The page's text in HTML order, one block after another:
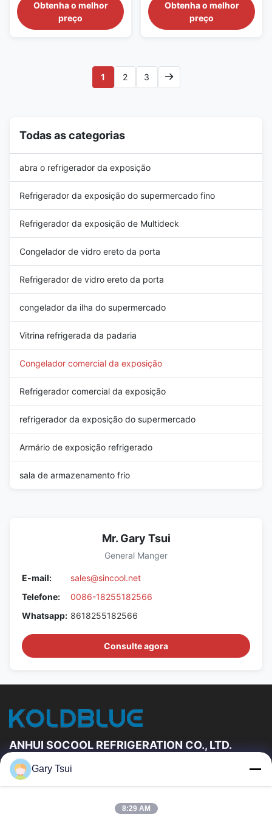
para alimentos
congelados
Copeland Condensing Unit for
Frozen Foods Main Features: ⇒
R404a CFC-Free Refrigerant,
and heat in the shopping room
Obtenha o melhor
preço
Frameless Triple Glazed Anti-
Fog Glass Doors for Ice Cream
Main Features: ⇒ R404a/R290
compressor, plug in for use ⇒
The ...
Obtenha o melhor
preço
1 2 3
Todas as categorias
abra o refrigerador da exposição
Refrigerador da exposição do supermercado fino
Refrigerador da exposição de Multideck
Congelador de vidro ereto da porta
Refrigerador de vidro ereto da porta
congelador da ilha do supermercado
Vitrina refrigerada da padaria
Congelador comercial da exposição
Refrigerador comercial da exposição
refrigerador da exposição do supermercado
Armário de exposição refrigerado
sala de armazenamento frio
Mr. Gary Tsui
General Manger
E-mail:
sales@sincool.net
Telefone:
0086-18255182566
Whatsapp: 8618255182566
Consulte agora
ANHUI SOCOOL REFRIGERATION CO., LTD.
Relações Rápidas
Sobre Nós
Gary Tsui
8:29 AM